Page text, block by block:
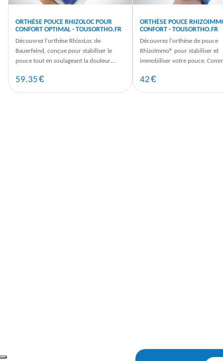
ORTHÈSE POUCE RHIZOLOC POUR
CONFORT OPTIMAL - TOUSORTHO.FR
Découvrez l'orthèse RhizoLoc de
Bauerfeind, conçue pour stabiliser le
pouce tout en soulageant la douleur.
TousOrtho.fr
59.35€
ORTHÈSE POUCE
CONFORT - TOUSORTHO.FR
Découvrez l'orthèse de pouce
RhizoImmo® pour stabiliser et
immobiliser votre pouce.
au quotidien.
42€